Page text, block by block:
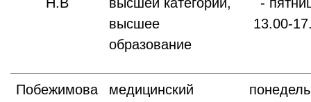
высшее
образование
13.00-
Побежимова
медицинский